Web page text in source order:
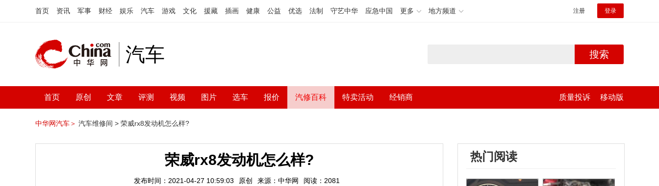
首页 资讯 军事 财经 娱乐 汽车 游戏 文化 援藏 插画 健康 公益 优选 法制 守艺中华 应急中国 更多 地方频道 注册 登录
汽车 搜索
首页 原创 文章 评测 视频 图片 选车 报价 汽修百科 特卖活动 经销商 质量投诉 移动版
中华网汽车＞ 汽车维修间 > 荣威rx8发动机怎么样?
荣威rx8发动机怎么样?
发布时间：2021-04-27 10:59:03 原创 来源：中华网 阅读：2081
热门阅读